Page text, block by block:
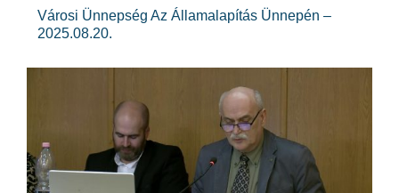
Városi Ünnepség Az Államalapítás Ünnepén –
2025.08.20.